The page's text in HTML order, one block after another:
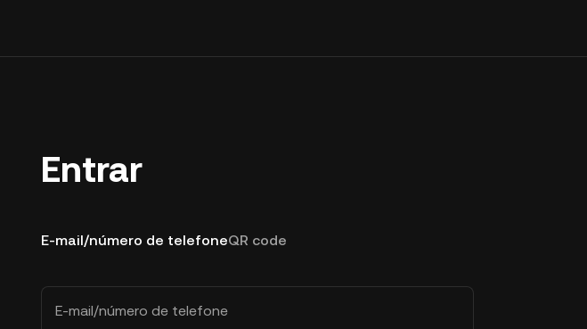
Entrar
E-mail/número de telefoneQR code
E-mail/número de telefone